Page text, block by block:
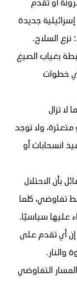
أو تقدم
جديدة
نزع السلاح.
بغياب الصيغ
أي خطوات
لا تزال
ولا توجد
انسحابات أو
بأن الاحتلال
تفاوضي، كلما
عليها سياسيًا.
إن أي تقدم على
والنار.
التفاوضي